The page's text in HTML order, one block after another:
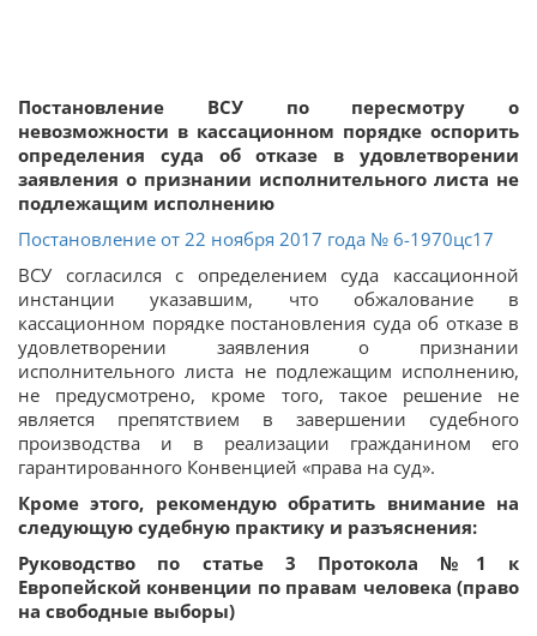
Постановление ВСУ по пересмотру о
невозможности в кассационном порядке оспорить
определения суда об отказе в удовлетворении
заявления о признании исполнительного листа не
подлежащим исполнению
Постановление от 22 ноября 2017 года № 6-1970цс17
ВСУ согласился с определением суда кассационной
инстанции указавшим, что обжалование в
кассационном порядке постановления суда об отказе в
удовлетворении заявления о признании
исполнительного листа не подлежащим исполнению,
не предусмотрено, кроме того, такое решение не
является препятствием в завершении судебного
производства и в реализации гражданином его
гарантированного Конвенцией «права на суд».
Кроме этого, рекомендую обратить внимание на
следующую судебную практику и разъяснения:
Руководство по статье 3 Протокола №1 к
Европейской конвенции по правам человека (право
на свободные выборы)